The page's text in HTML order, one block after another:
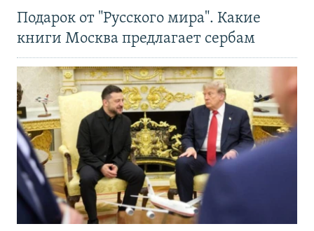
Подарок от "Русского мира". Какие
книги Москва предлагает сербам